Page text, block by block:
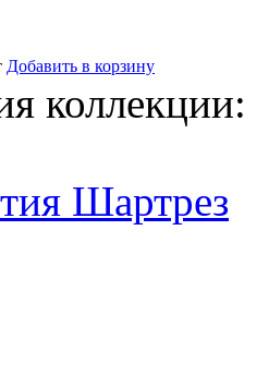
Добавить в корзину
коллекции:
Шартрез